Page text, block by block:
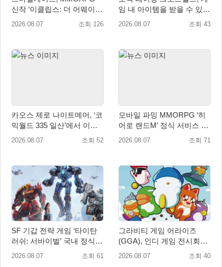
신작 ‘이클립스: 더 어웨이크
닝’ 9월 10일 론칭!
2026.08.07 조회 126
임 내 아이템을 받을 수 있는
‘레전드 대회 라운드 7’ 개최!
2026.08.07 조회 43
카오스 제로 나이트메어, ‘코
믹월드 335 일산’에서 이용
자 소통 예고
2026.08.07 조회 52
모바일 파밍 MMORPG ‘히
어로 랜드M’ 정식 서비스 돌
입
2026.08.07 조회 71
SF 기갑 전략 게임 ‘타이탄
러쉬: 서바이벌’ 국내 정식
출시
2026.08.07 조회 61
그라비티 게임 어라이즈
(GGA), 인디 게임 전시회
‘도쿄 게임 던전 13’ 참가!
2026.08.07 조회 40